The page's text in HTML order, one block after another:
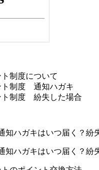
制度について
ト制度 通知ハガキ
ト制度 紛失した場合
知ハガキはいつ届く？紛
知ハガキはいつ届く？紛